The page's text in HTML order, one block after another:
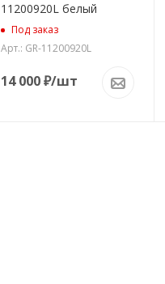
11200920L белый
Под заказ
Арт.: GR-11200920L
14 000₽/шт